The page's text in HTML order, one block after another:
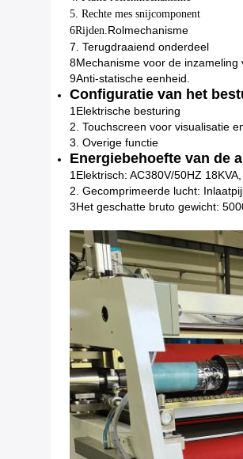
5. Rechte mes snijcomponent
6Rijden.Rolmechanisme
7. Terugdraaiend onderdeel
8Mechanisme voor de inzameling
9Anti-statische eenheid.
Configuratie van het
1Elektrische besturing
2. Touchscreen voor visualisatie
3. Overige functie
Energiebehoefte van de
1Elektrisch: AC380V/50HZ
2. Gecomprimeerde lucht:
3Het geschatte bruto gewicht: